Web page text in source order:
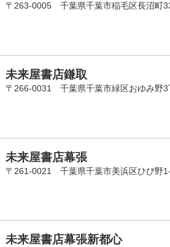
〒263-0005 千葉県千葉市稲毛区長沼町
未来屋書店鎌取
〒266-0031 千葉県千葉市緑区おゆみ野3
未来屋書店幕張
〒261-0021 千葉県千葉市美浜区ひび野
未来屋書店幕張新都心